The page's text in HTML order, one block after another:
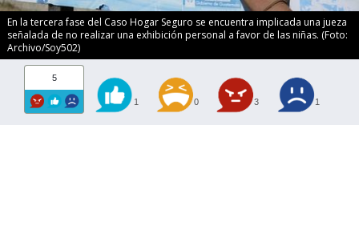
En la tercera fase del Caso Hogar Seguro se encuentra implicada una jueza
señalada de no realizar una exhibición personal a favor de las niñas. (Foto:
Archivo/Soy502)
5
1 0 3 1